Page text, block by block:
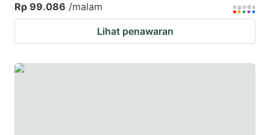
Rp 99.086 /malam
Lihat penawaran